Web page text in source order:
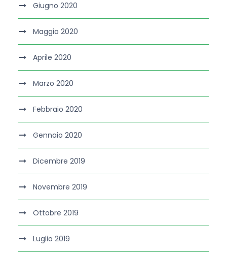
Giugno 2020
Maggio 2020
Aprile 2020
Marzo 2020
Febbraio 2020
Gennaio 2020
Dicembre 2019
Novembre 2019
Ottobre 2019
Luglio 2019